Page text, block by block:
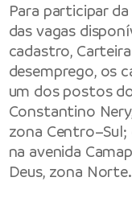
Para participar
das vagas
cadastro,
desemprego, os
um dos postos
Constantino
zona
na avenida
Deus, zona Norte.